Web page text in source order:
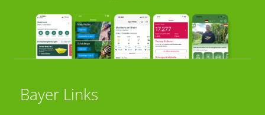
Bayer Links